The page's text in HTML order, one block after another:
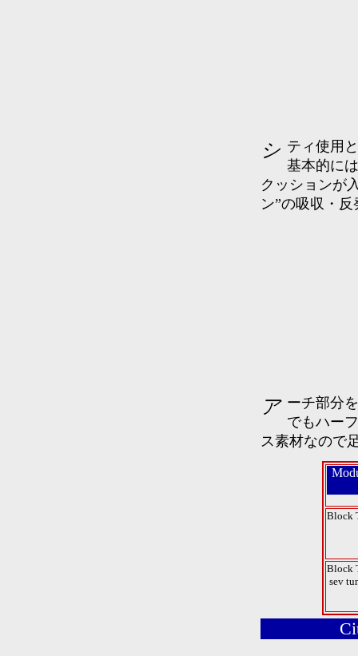
シティ使用とトレッキングなどのウォーキング用のインソール。
基本的に
クッションが
ン”の吸収・
アーチ部分を支えるレインフォースメントも多彩。またこの素材
でもハー
ス素材なので
Block
Block
sev